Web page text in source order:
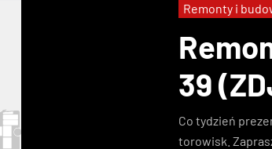
39
Co tydzień
torowisk.
Remonty i